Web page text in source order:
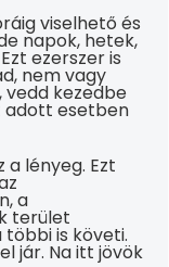
viselhető és
napok, hetek,
ezerszer is
nem vagy
vedd kezedbe
adott esetben
a lényeg. Ezt
a
terület
is követi.
jár. Na itt jövök